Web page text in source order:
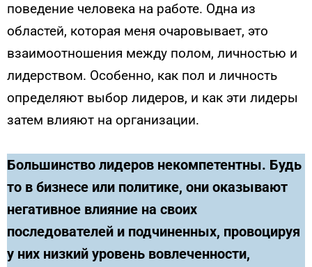
поведение человека на работе. Одна из
областей, которая меня очаровывает, это
взаимоотношения между полом, личностью и
лидерством. Особенно, как пол и личность
определяют выбор лидеров, и как эти лидеры
затем влияют на организации.
Большинство лидеров некомпетентны. Будь
то в бизнесе или политике, они оказывают
негативное влияние на своих
последователей и подчиненных, провоцируя
у них низкий уровень вовлеченности,